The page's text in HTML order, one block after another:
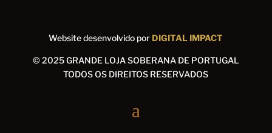
Website desenvolvido por DIGITAL IMPACT
© 2025 GRANDE LOJA SOBERANA DE PORTUGAL
TODOS OS DIREITOS RESERVADOS